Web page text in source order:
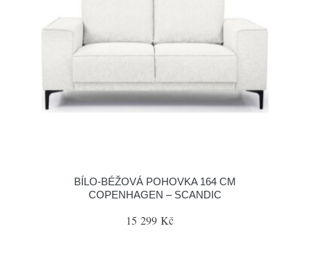
BÍLO-BÉŽOVÁ POHOVKA 164 CM
COPENHAGEN – SCANDIC
15 299 Kč